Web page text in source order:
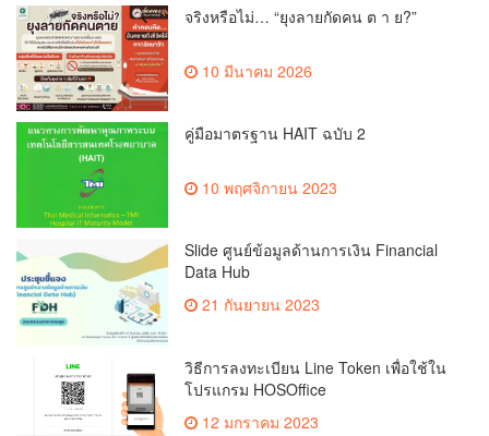
จริงหรือไม่… “ยุงลายกัดคน ต า ย?”
10 มีนาคม 2026
คู่มือมาตรฐาน HAIT ฉบับ 2
10 พฤศจิกายน 2023
Slide ศูนย์ข้อมูลด้านการเงิน Financial
Data Hub
21 กันยายน 2023
วิธีการลงทะเบียน Line Token เพื่อใช้ใน
โปรแกรม HOSOffice
12 มกราคม 2023